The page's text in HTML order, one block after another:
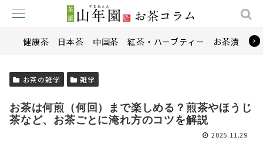
健康茶 日本茶 中国茶 紅茶・ハーブティー お茶漬け
お茶の雑学 雑学
お茶は何煎（何回）まで楽しめる？煎茶やほうじ
茶など、お茶ごとに淹れ方のコツを解説
2025.11.29